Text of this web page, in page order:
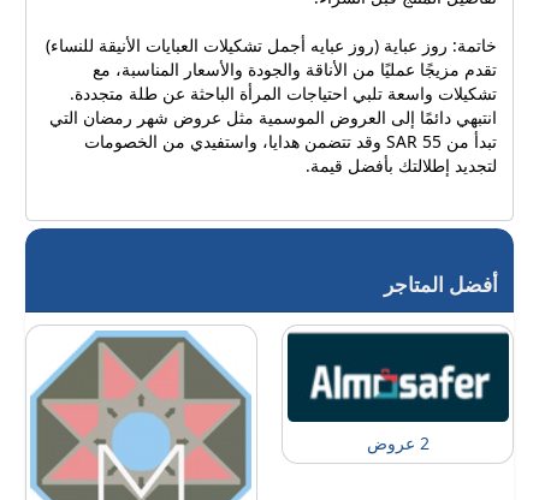
خاتمة: روز عباية (روز عبايه أجمل تشكيلات العبايات الأنيقة للنساء)
تقدم مزيجًا عمليًا من الأناقة والجودة والأسعار المناسبة، مع
تشكيلات واسعة تلبي احتياجات المرأة الباحثة عن طلة متجددة.
انتبهي دائمًا إلى العروض الموسمية مثل عروض شهر رمضان التي
تبدأ من 55 SAR وقد تتضمن هدايا، واستفيدي من الخصومات
لتجديد إطلالتك بأفضل قيمة.
أفضل المتاجر
2 عروض